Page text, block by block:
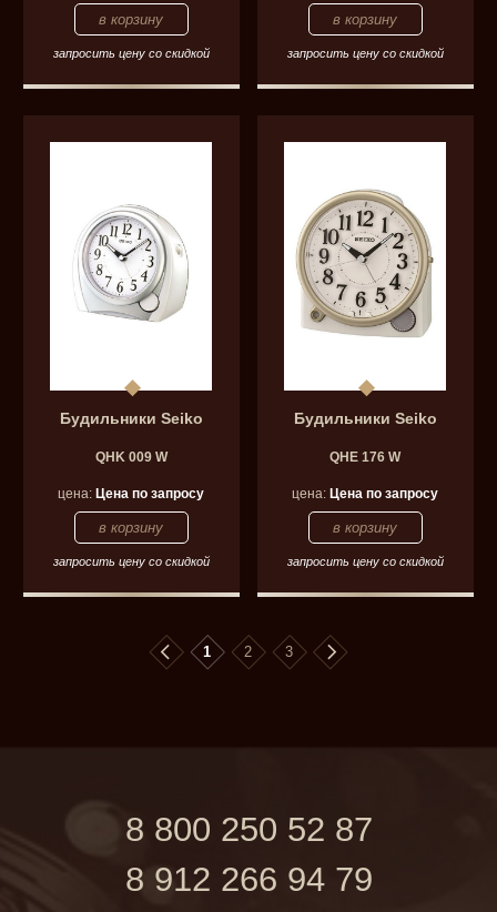
запросить цену со скидкой запросить цену со скидкой
Будильники Seiko
QHK 009 W
цена:Цена по запросу
запросить цену со скидкой
Будильники Seiko
QHE 176 W
цена:Цена по запросу
запросить цену со скидкой
1 2 3
8 800 250 52 87
8 912 266 94 79